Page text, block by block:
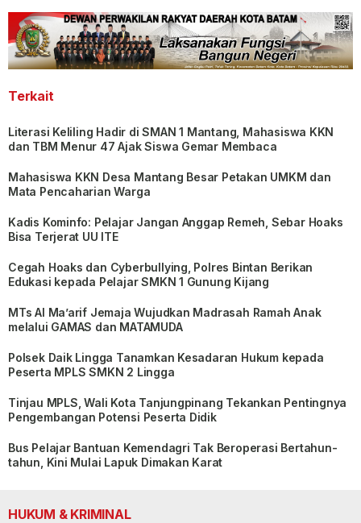
Terkait
Literasi Keliling Hadir di SMAN 1 Mantang, Mahasiswa KKN
dan TBM Menur 47 Ajak Siswa Gemar Membaca
Mahasiswa KKN Desa Mantang Besar Petakan UMKM dan
Mata Pencaharian Warga
Kadis Kominfo: Pelajar Jangan Anggap Remeh, Sebar Hoaks
Bisa Terjerat UU ITE
Cegah Hoaks dan Cyberbullying, Polres Bintan Berikan
Edukasi kepada Pelajar SMKN 1 Gunung Kijang
MTs Al Ma’arif Jemaja Wujudkan Madrasah Ramah Anak
melalui GAMAS dan MATAMUDA
Polsek Daik Lingga Tanamkan Kesadaran Hukum kepada
Peserta MPLS SMKN 2 Lingga
Tinjau MPLS, Wali Kota Tanjungpinang Tekankan Pentingnya
Pengembangan Potensi Peserta Didik
Bus Pelajar Bantuan Kemendagri Tak Beroperasi Bertahun-
tahun, Kini Mulai Lapuk Dimakan Karat
HUKUM & KRIMINAL